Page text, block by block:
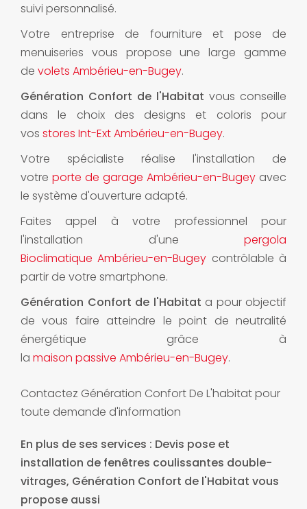
suivi personnalisé.
Votre entreprise de fourniture et pose de
menuiseries vous propose une large gamme
de volets Ambérieu-en-Bugey.
Génération Confort de l'Habitat vous conseille
dans le choix des designs et coloris pour
vos stores Int-Ext Ambérieu-en-Bugey.
Votre spécialiste réalise l'installation de
votre porte de garage Ambérieu-en-Bugey avec
le système d'ouverture adapté.
Faites appel à votre professionnel pour
l'installation d'une pergola
Bioclimatique Ambérieu-en-Bugey contrôlable à
partir de votre smartphone.
Génération Confort de l'Habitat a pour objectif
de vous faire atteindre le point de neutralité
énergétique grâce à
la maison passive Ambérieu-en-Bugey.
Contactez Génération Confort De L'habitat pour
toute demande d'information
En plus de ses services : Devis pose et
installation de fenêtres coulissantes double-
vitrages, Génération Confort de l'Habitat vous
propose aussi